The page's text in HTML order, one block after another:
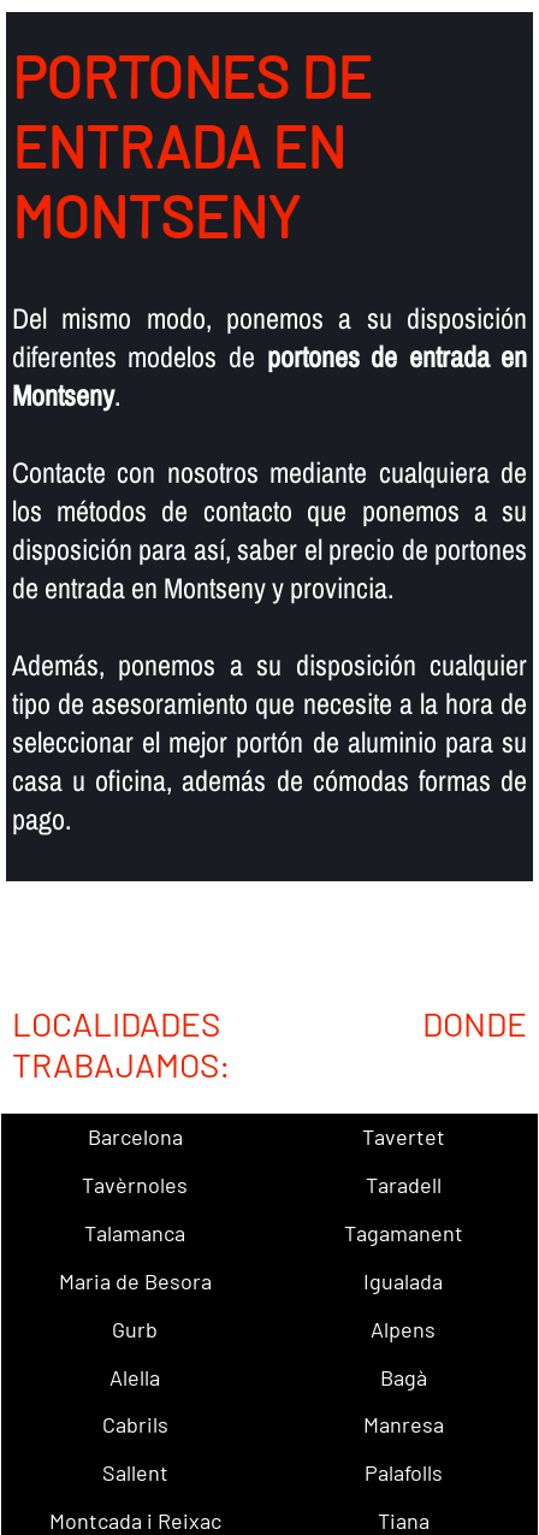
PORTONES DE
ENTRADA EN
MONTSENY
Del mismo modo, ponemos a su disposición
diferentes modelos de portones de entrada en
Montseny.
Contacte con nosotros mediante cualquiera de
los métodos de contacto que ponemos a su
disposición para así­, saber el precio de portones
de entrada en Montseny y provincia.
Además, ponemos a su disposición cualquier
tipo de asesoramiento que necesite a la hora de
seleccionar el mejor portón de aluminio para su
casa u oficina, además de cómodas formas de
pago.
LOCALIDADES DONDE
TRABAJAMOS:
Barcelona
Tavertet
Tavèrnoles
Taradell
Talamanca
Tagamanent
Maria de Besora
Igualada
Gurb
Alpens
Alella
Bagà
Cabrils
Manresa
Sallent
Palafolls
Montcada i Reixac
Tiana